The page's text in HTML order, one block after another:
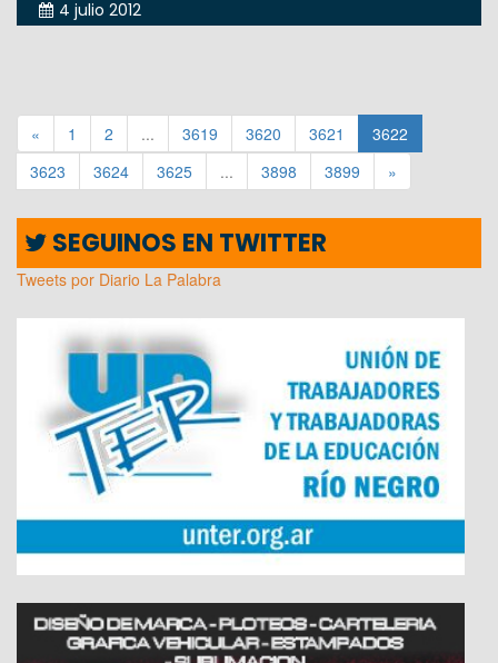
4 julio 2012
« 1 2 ... 3619 3620 3621
3622
3623
3624 3625 ... 3898 3899 »
SEGUINOS EN TWITTER
Tweets por Diario La Palabra